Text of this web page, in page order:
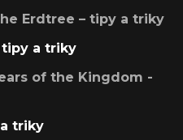
Erdtree – tipy a triky
tipy a triky
of the Kingdom -
triky